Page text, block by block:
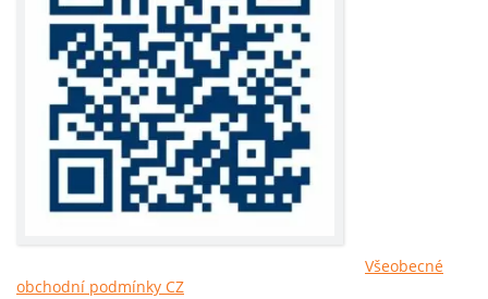
Všeobecné
obchodní podmínky CZ